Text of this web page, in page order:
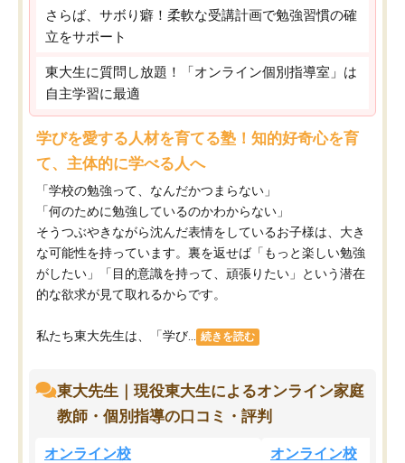
さらば、サボり癖！柔軟な受講計画で勉強習慣の確
立をサポート
東大生に質問し放題！「オンライン個別指導室」は
自主学習に最適
学びを愛する人材を育てる塾！知的好奇心を育
て、主体的に学べる人へ
「学校の勉強って、なんだかつまらない」
「何のために勉強しているのかわからない」
そうつぶやきながら沈んだ表情をしているお子様は、大き
な可能性を持っています。裏を返せば「もっと楽しい勉強
がしたい」「目的意識を持って、頑張りたい」という潜在
的な欲求が見て取れるからです。
私たち東大先生は、「学び... 続きを読む
東大先生｜現役東大生によるオンライン家庭
教師・個別指導の口コミ・評判
オンライン校 オンライン校